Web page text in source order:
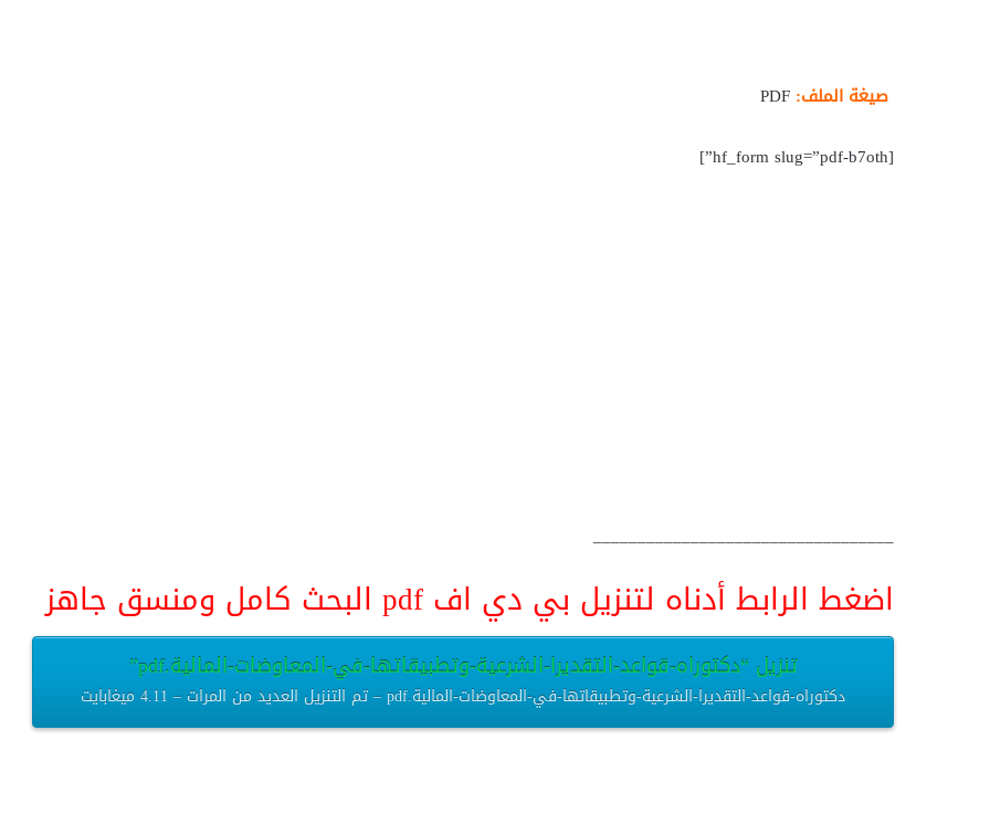
صيغة الملف:
[hf_form slug=”pdf-b7oth”]
__________________________________
اضغط الرابط أدناه لتنزيل بي دي اف pdf البحث كامل ومنسق جاهز
تنزيل “دكتوراه-قواعد-التقديرا-الشرعية-وتطبيقاتها-في-المعاوضات-المالية.pdf”
دكتوراه-قواعد-التقديرا-الشرعية-وتطبيقاتها-في-المعاوضات-المالية.pdf – تم التنزيل العديد من المرات – 4.11 ميغابايت